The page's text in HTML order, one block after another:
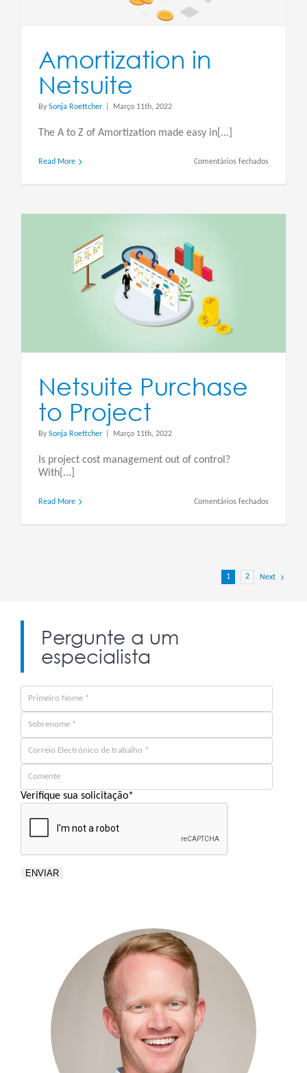
Amortization in
Netsuite
By Sonja Roettcher Março 11th, 2022
The A to Z of Amortization made easy in[...]
Read More Comentários fechadosem
Netsuite Purchase
to Project
By Sonja Roettcher Março 11th, 2022
Is project cost management out of control?
With[...]
Read More Comentários fechadosem
1 2 Next
Pergunte a um
especialista
Verifique sua solicitação*
ENVIAR